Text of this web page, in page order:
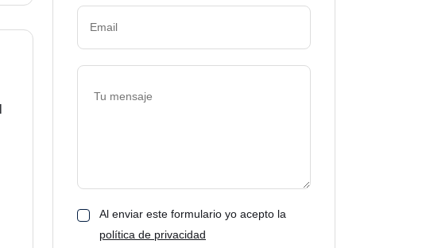
Al enviar este formulario yo acepto la
política de privacidad